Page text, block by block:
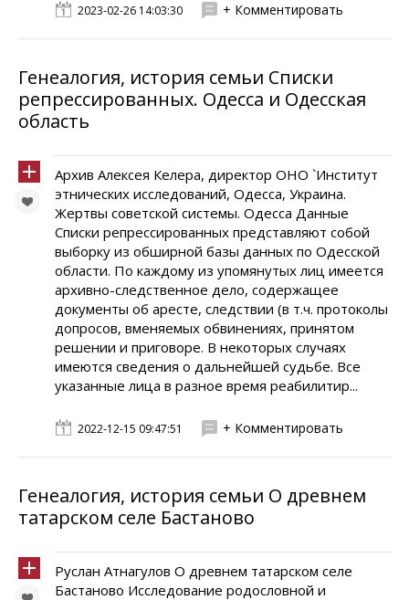
2023-02-26 14:03:30 + Комментировать
Генеалогия, история семьи Списки
репрессированных. Одесса и Одесская
область
Архив Алексея Келера, директор ОНО `Институт
этнических исследований, Одесса, Украина.
Жертвы советской системы. Одесса Данные
Списки репрессированных представляют собой
выборку из обширной базы данных по Одесской
области. По каждому из упомянутых лиц имеется
архивно-следственное дело, содержащее
документы об аресте, следствии (в т.ч. протоколы
допросов, вменяемых обвинениях, принятом
решении и приговоре. В некоторых случаях
имеются сведения о дальнейшей судьбе. Все
указанные лица в разное время реабилитир...
2022-12-15 09:47:51 + Комментировать
Генеалогия, история семьи О древнем
татарском селе Бастаново
Руслан Атнагулов О древнем татарском селе
Бастаново Исследование родословной и